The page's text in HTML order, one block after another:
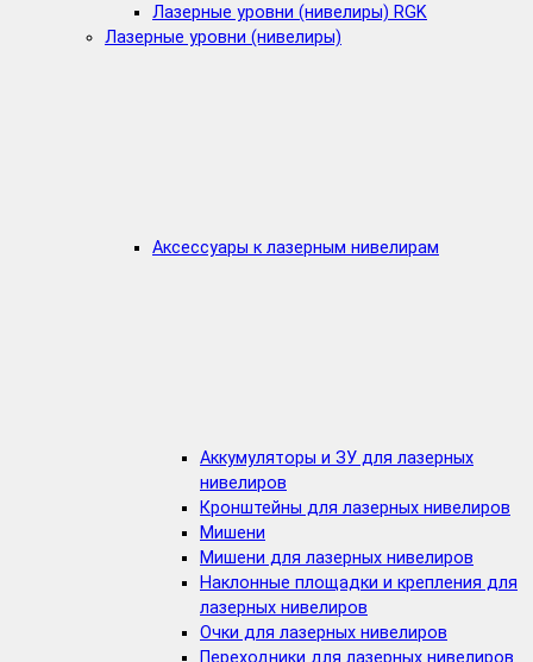
Лазерные уровни (нивелиры) RGK
Лазерные уровни (нивелиры)
Аксессуары к лазерным нивелирам
Аккумуляторы и ЗУ для лазерных
нивелиров
Кронштейны для лазерных нивелиров
Мишени
Мишени для лазерных нивелиров
Наклонные площадки и крепления для
лазерных нивелиров
Очки для лазерных нивелиров